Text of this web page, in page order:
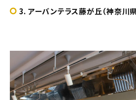
3. アーバンテラス藤が丘（神奈川